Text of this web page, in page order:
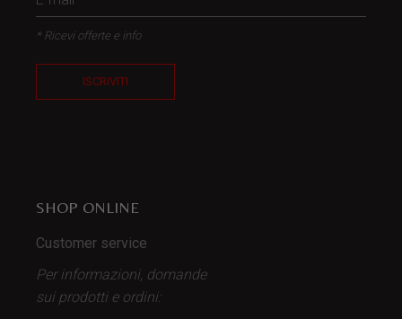
* Ricevi offerte e info
ISCRIVITI
SHOP ONLINE
Customer service
Per informazioni, domande
sui prodotti e ordini: